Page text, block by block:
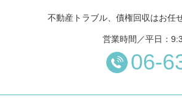
不動産トラブル、債権回収はお任
営業時間／平日：
06-